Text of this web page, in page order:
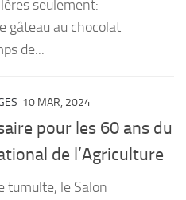
seulement:
gâteau au chocolat
de...
10 MAR, 2024
pour les 60 ans du
de l’Agriculture
tumulte, le Salon